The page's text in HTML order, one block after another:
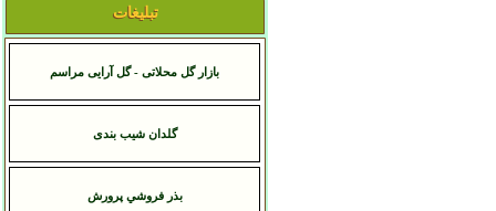
تبلیغات
بازار گل محلاتی - گل آرایی مراسم
گلدان شیب بندی
بذر فروشي پرورش